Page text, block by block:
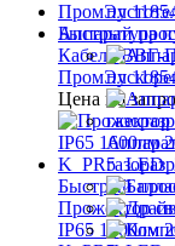
Аппаратура
Быстрый
Кабель ВВГ-
ПромЭл
Цена по
Быстрый
Прожектор
IP65 1600лм